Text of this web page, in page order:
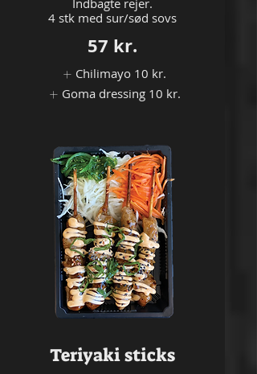
Indbagte rejer.
57 kr.
Chilimayo 10 kr.
Goma dressing 10 kr.
Teriyaki sticks